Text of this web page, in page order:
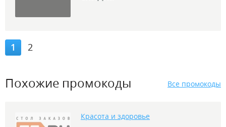
1 2
Похожие промокоды Все промокоды
Красота и здоровье